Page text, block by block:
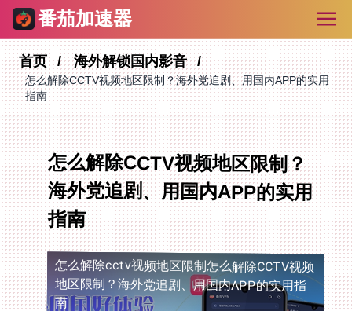
番茄加速器
首页 海外解锁国内影音
怎么解除CCTV视频地区限制？海外党追剧、用国内APP的实用
指南
怎么解除CCTV视频地区限制？
海外党追剧、用国内APP的实用
指南
怎么解除cctv视频地区限制怎么解除CCTV视频
地区限制？海外党追剧、用国内APP的实用指
南